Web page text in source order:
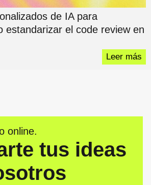
de IA para
estandarizar el code review en
Leer más
online.
tus ideas